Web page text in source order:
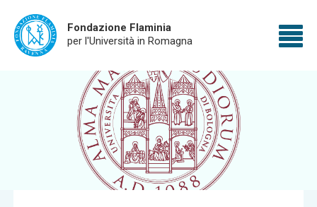
Fondazione Flaminia
per l'Università in Romagna